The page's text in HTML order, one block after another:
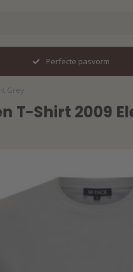
Perfecte pasvorm
Grey
T-Shirt 2009